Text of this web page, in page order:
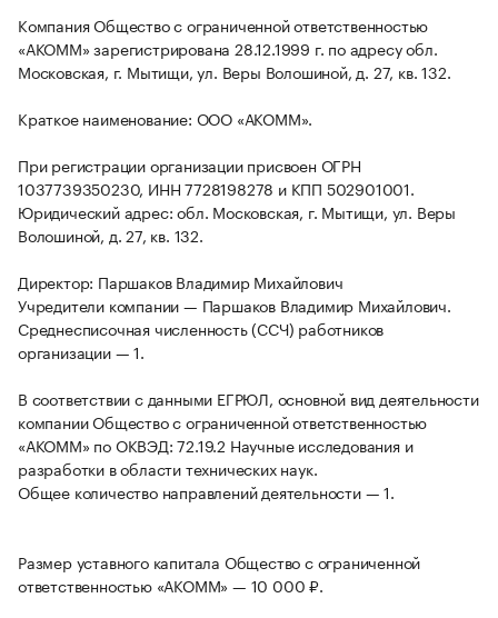
Компания Общество с ограниченной ответственностью
«АКОММ» зарегистрирована 28.12.1999 г. по адресу обл.
Московская, г. Мытищи, ул. Веры Волошиной, д. 27, кв. 132.
Краткое наименование: ООО «АКОММ».
При регистрации организации присвоен ОГРН
1037739350230, ИНН 7728198278 и КПП 502901001.
Юридический адрес: обл. Московская, г. Мытищи, ул. Веры
Волошиной, д. 27, кв. 132.
Директор: Паршаков Владимир Михайлович
Учредители компании — Паршаков Владимир Михайлович.
Среднесписочная численность (ССЧ) работников
организации — 1.
В соответствии с данными ЕГРЮЛ, основной вид деятельности
компании Общество с ограниченной ответственностью
«АКОММ» по ОКВЭД: 72.19.2 Научные исследования и
разработки в области технических наук.
Общее количество направлений деятельности — 1.
Размер уставного капитала Общество с ограниченной
ответственностью «АКОММ» — 10 000 ₽.